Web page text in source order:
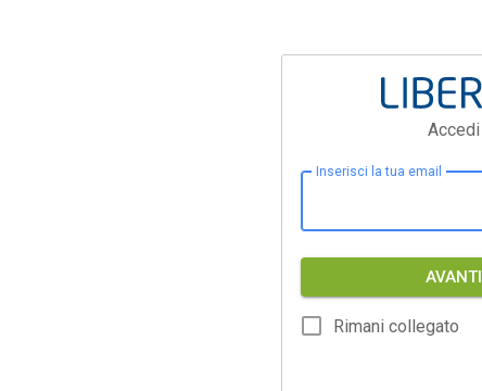
Accedi
Inserisci la tua email
AVANTI
Rimani collegato